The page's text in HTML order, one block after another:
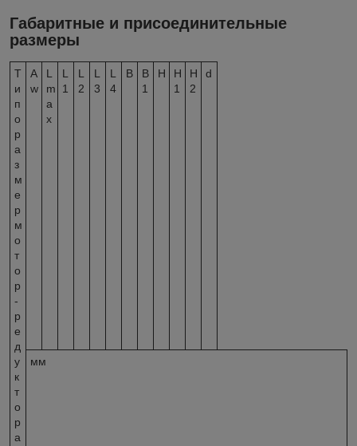
Габаритные и присоединительные
размеры
Т
и
п
о
р
а
з
м
е
р
м
о
т
о
р
-
р
е
д
у
к
т
о
р
а
A
w
L
m
a
x
L
1
L
2
L
3
L
4
В
B
1
Н
H
1
H
2
d
мм